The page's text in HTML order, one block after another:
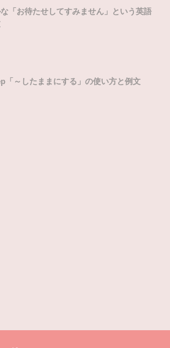
「お待たせしてすみません」という英語
「～したままにする」の使い方と例文